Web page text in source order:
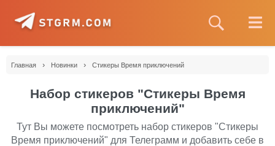
Главная › Новинки › Cтикеры Время приключений
Набор стикеров "Cтикеры Время
приключений"
Тут Вы можете посмотреть набор стикеров "Cтикеры
Время приключений" для Телеграмм и добавить себе в